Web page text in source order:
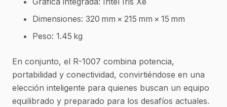
Dimensiones: 320 mm × 215 mm × 15 mm
Peso: 1.45 kg
En conjunto, el R-1007 combina potencia,
portabilidad y conectividad, convirtiéndose en una
elección inteligente para quienes buscan un equipo
equilibrado y preparado para los desafíos actuales.